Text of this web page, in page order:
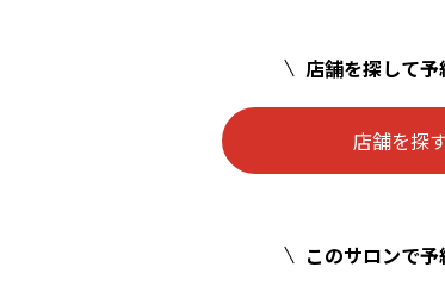
店舗を探して予
店舗を探
このサロンで予